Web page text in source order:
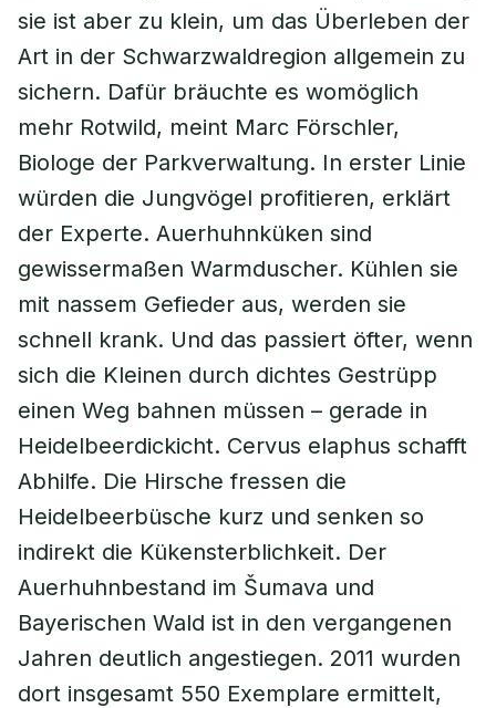
sie ist aber zu klein, um das Überleben der
Art in der Schwarzwaldregion allgemein zu
sichern. Dafür bräuchte es womöglich
mehr Rotwild, meint Marc Förschler,
Biologe der Parkverwaltung. In erster Linie
würden die Jungvögel profitieren, erklärt
der Experte. Auerhuhnküken sind
gewissermaßen Warmduscher. Kühlen sie
mit nassem Gefieder aus, werden sie
schnell krank. Und das passiert öfter, wenn
sich die Kleinen durch dichtes Gestrüpp
einen Weg bahnen müssen – gerade in
Heidelbeerdickicht. Cervus elaphus schafft
Abhilfe. Die Hirsche fressen die
Heidelbeerbüsche kurz und senken so
indirekt die Kükensterblichkeit. Der
Auerhuhnbestand im Šumava und
Bayerischen Wald ist in den vergangenen
Jahren deutlich angestiegen. 2011 wurden
dort insgesamt 550 Exemplare ermittelt,